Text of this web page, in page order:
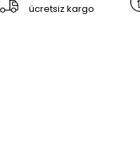
ücretsiz kargo